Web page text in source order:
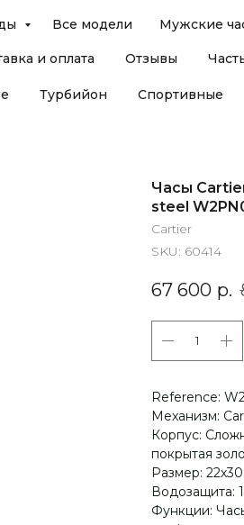
и оплата Отзывы
Все модели Мужские
Турбийон Спортивные
Часы
steel
Cartier
SKU: 60414
67 600 р.
Reference:
Механизм:
Корпус:
покрытая
Размер:
Водозащита:
Функции: